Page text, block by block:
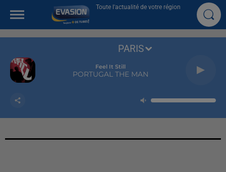
Toute l'actualité de votre région
Feel It Still
PORTUGAL THE MAN
PARIS